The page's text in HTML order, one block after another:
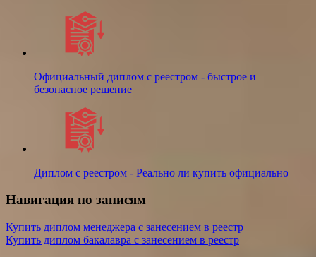
Официальный диплом с реестром - быстрое и
безопасное решение
Диплом с реестром - Реально ли купить официально
Навигация по записям
Купить диплом менеджера с занесением в реестр
Купить диплом бакалавра с занесением в реестр